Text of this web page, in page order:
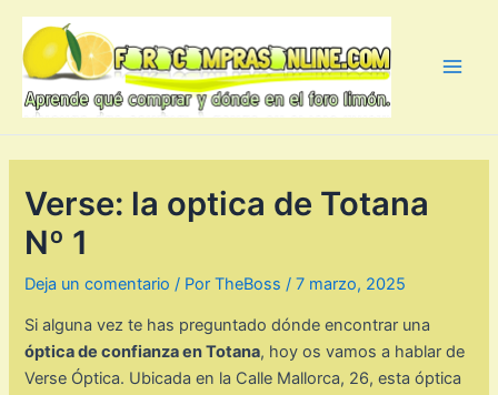
contenido
Verse: la optica de Totana
Nº 1
Deja un comentario / PorTheBoss /7 marzo, 2025
Si alguna vez te has preguntado dónde encontrar una
óptica de confianza en Totana, hoy os vamos a hablar de
Verse Óptica. Ubicada en la Calle Mallorca, 26, esta óptica